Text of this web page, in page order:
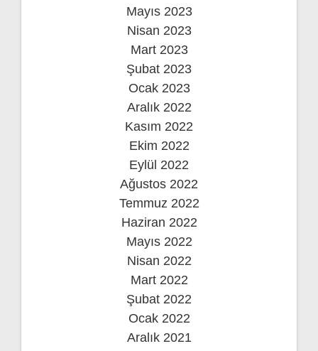
Mayıs 2023
Nisan 2023
Mart 2023
Şubat 2023
Ocak 2023
Aralık 2022
Kasım 2022
Ekim 2022
Eylül 2022
Ağustos 2022
Temmuz 2022
Haziran 2022
Mayıs 2022
Nisan 2022
Mart 2022
Şubat 2022
Ocak 2022
Aralık 2021